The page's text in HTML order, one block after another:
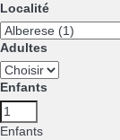
Localité
Adultes
Enfants
Enfants